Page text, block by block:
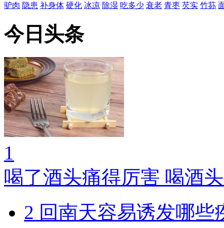
驴肉 隐患 补身体 硬化 冰凉 除湿 吃多少 衰老 青枣 芡实 竹荪
今日头条
1
喝了酒头痛得厉害 喝酒
2 回南天容易诱发哪